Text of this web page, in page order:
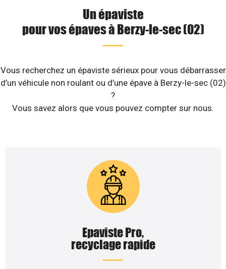
Un épaviste
pour vos épaves à Berzy-le-sec (02)
Vous recherchez un épaviste sérieux pour vous débarrasser
d’un véhicule non roulant ou d’une épave à Berzy-le-sec (02)
?
Vous savez alors que vous pouvez compter sur nous.
Epaviste Pro,
recyclage rapide